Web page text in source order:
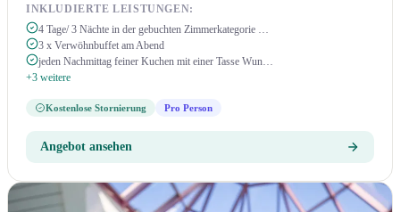
INKLUDIERTE LEISTUNGEN:
4 Tage/ 3 Nächte in der gebuchten Zimmerkategorie …
3 x Verwöhnbuffet am Abend
jeden Nachmittag feiner Kuchen mit einer Tasse Wun…
+3 weitere
Kostenlose Stornierung Pro Person
Angebot ansehen